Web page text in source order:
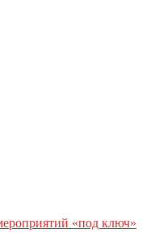
«под ключ»